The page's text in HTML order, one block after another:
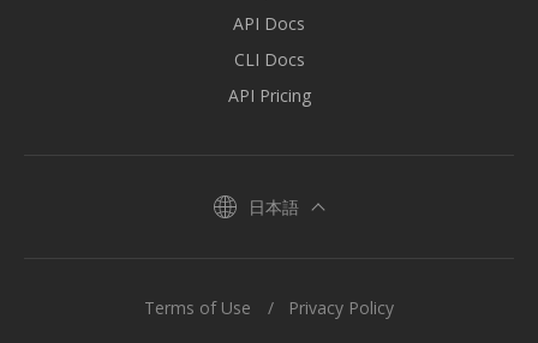
API Docs
CLI Docs
API Pricing
日本語
Terms of Use Privacy Policy